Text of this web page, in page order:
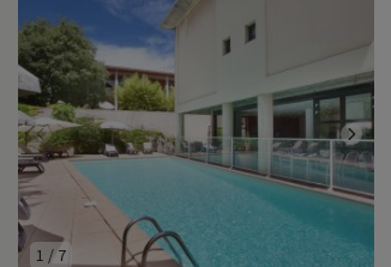
1 / 7